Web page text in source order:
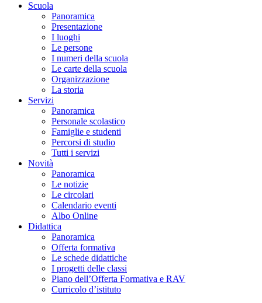
Scuola
Panoramica
Presentazione
I luoghi
Le persone
I numeri della scuola
Le carte della scuola
Organizzazione
La storia
Servizi
Panoramica
Personale scolastico
Famiglie e studenti
Percorsi di studio
Tutti i servizi
Novità
Panoramica
Le notizie
Le circolari
Calendario eventi
Albo Online
Didattica
Panoramica
Offerta formativa
Le schede didattiche
I progetti delle classi
Piano dell’Offerta Formativa e RAV
Curricolo d’istituto